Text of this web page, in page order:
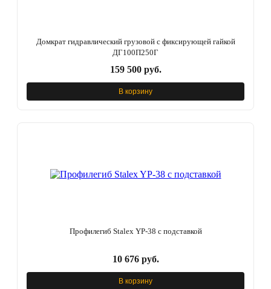
Домкрат гидравлический грузовой с фиксирующей гайкой
ДГ100П250Г
159 500 руб.
В корзину
Профилегиб Stalex YP-38 с подставкой
10 676 руб.
В корзину